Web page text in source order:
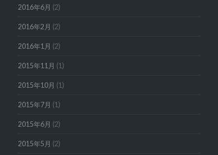
2016年6月 (2)
2016年2月 (2)
2016年1月 (2)
2015年11月 (1)
2015年10月 (1)
2015年7月 (1)
2015年6月 (2)
2015年5月 (2)